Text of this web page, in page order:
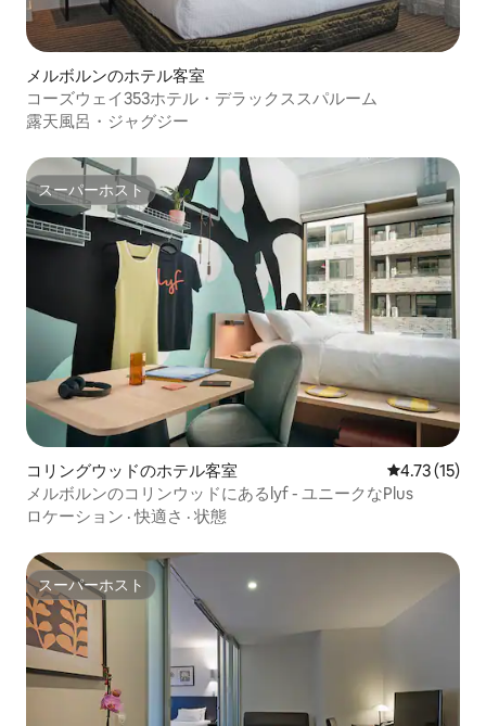
メルボルンのホテル客室
コーズウェイ353ホテル・デラックススパルーム
露天風呂・ジャグジー
スーパーホスト
スーパーホスト
コリングウッドのホテル客室 レビュー15
4.73 (15)
メルボルンのコリンウッドにあるlyf - ユニークなPlus
ロケーション ·快適さ · 状態
スーパーホスト
スーパーホスト